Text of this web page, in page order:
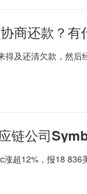
商还款？有
及还清欠款，然
超12%，报18